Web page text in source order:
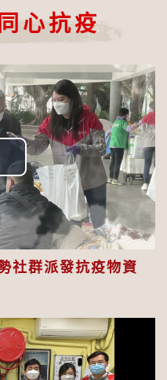
心抗疫
社群派發抗疫物資